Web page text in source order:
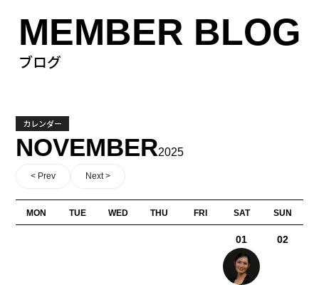
MEMBER BLOG
ブログ
カレンダー
NOVEMBER2025
< Prev Next >
MON TUE WED THU FRI SAT SUN
01 02